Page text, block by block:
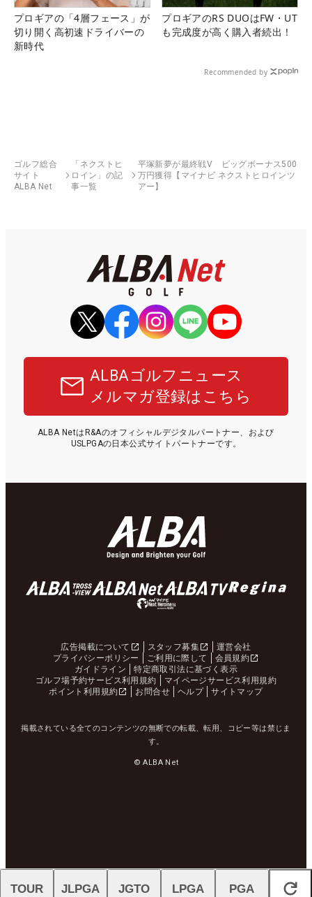
プロギアの「4層フェース」が
切り開く高初速ドライバーの
新時代
プロギアのRS DUOはFW・UT
も完成度が高く購入者続出！
Recommended by
ゴルフ総合
サイト
ALBA Net
「ネクストヒ
ロイン」の記
事一覧
平塚新夢が最終戦V ビッグボーナス500
万円獲得【マイナビ ネクストヒロインツ
アー】
ALBAゴルフニュース
メルマガ登録はこちら
ALBA NetはR&Aのオフィシャルデジタルパートナー、および
USLPGAの日本公式サイトパートナーです。
広告掲載について スタッフ募集
運営会社
プライバシーポリシー
ご利用に際して
会員規約
ガイドライン
特定商取引法に基づく表示
ゴルフ場予約サービス利用規約
マイページサービス利用規約
ポイント利用規約
お問合せ ヘルプ サイトマップ
掲載されている全てのコンテンツの無断での転載、転用、コピー等は禁じま
す。
© ALBA Net
閉じる
TOUR JLPGA JGTO LPGA PGA